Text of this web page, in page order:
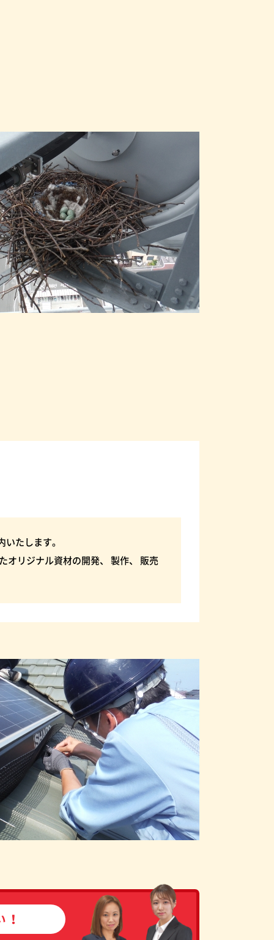
たします。
オリジナル資材の開発、 製作、 販売